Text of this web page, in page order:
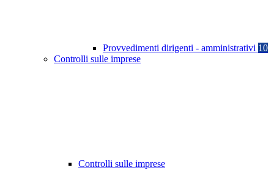
Provvedimenti dirigenti - amministrativi 10
Controlli sulle imprese
Controlli sulle imprese